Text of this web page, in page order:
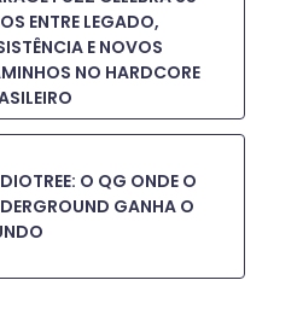
ENTRE LEGADO,
E NOVOS
NO HARDCORE
O QG ONDE O
GANHA O